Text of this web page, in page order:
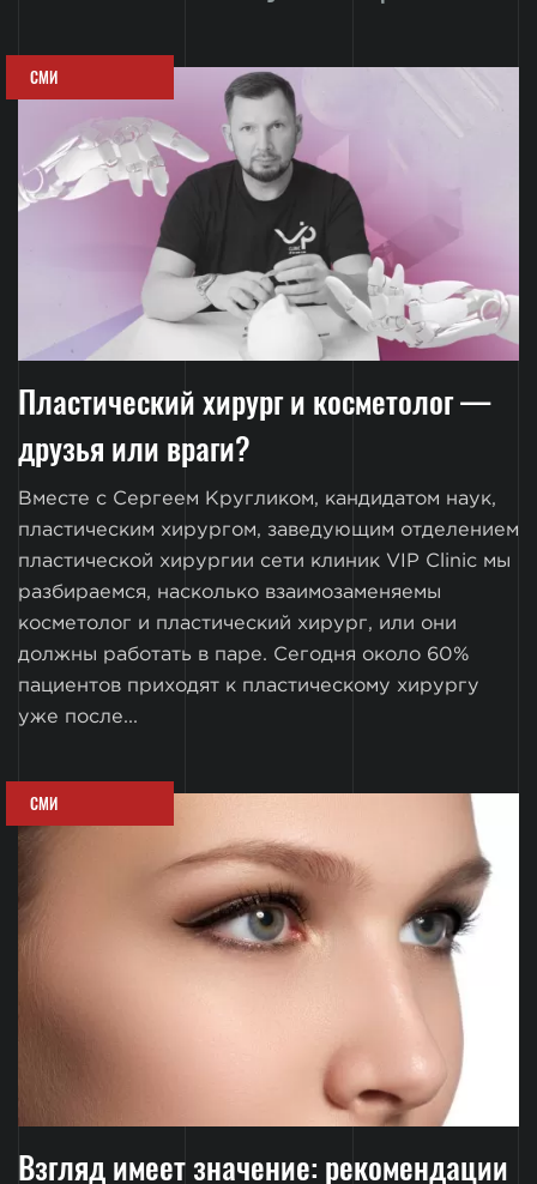
СМИ
Пластический хирург и косметолог —
друзья или враги?
Вместе с Сергеем Кругликом, кандидатом наук,
пластическим хирургом, заведующим отделением
пластической хирургии сети клиник VIP Clinic мы
разбираемся, насколько взаимозаменяемы
косметолог и пластический хирург, или они
должны работать в паре. Сегодня около 60%
пациентов приходят к пластическому хирургу
уже после...
СМИ
Взгляд имеет значение: рекомендации